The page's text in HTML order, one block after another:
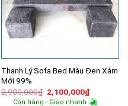
Thanh Lý Sofa Bed Màu Đen Xám
Mới 99%
2,900,000₫ Giá
gốc
2,100,000₫Giá
hiện
Còn hàng - Giao nhanh